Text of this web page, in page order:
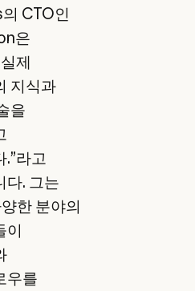
CTO인
은
제
지식과
을
.”라고
다. 그는
한 분야의
이
우를